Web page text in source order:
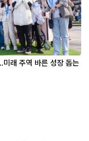
래 주역 바른 성장 돕는